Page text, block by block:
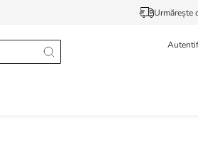
Urmărește